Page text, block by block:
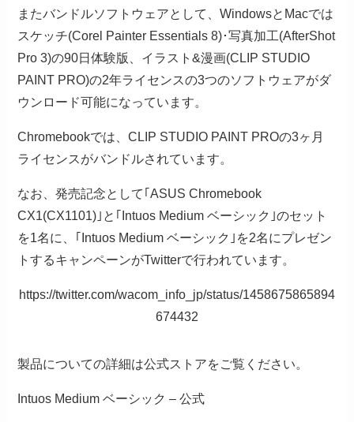
またバンドルソフトウェアとして、WindowsとMacでは
スケッチ(Corel Painter Essentials 8)･写真加工(AfterShot
Pro 3)の90日体験版、イラスト&漫画(CLIP STUDIO
PAINT PRO)の2年ライセンスの3つのソフトウェアがダ
ウンロード可能になっています。
Chromebookでは、CLIP STUDIO PAINT PROの3ヶ月
ライセンスがバンドルされています。
なお、発売記念として｢ASUS Chromebook
CX1(CX1101)｣と｢Intuos Medium ベーシック｣のセット
を1名に、｢Intuos Medium ベーシック｣を2名にプレゼン
トするキャンペーンがTwitterで行われています。
https://twitter.com/wacom_info_jp/status/1458675865894
674432
製品についての詳細は公式ストアをご覧ください。
Intuos Medium ベーシック – 公式